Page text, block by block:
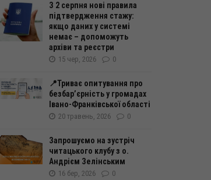
З 2 серпня нові правила
підтвердження стажу:
якщо даних у системі
немає – допоможуть
архіви та реєстри
15 чер, 2026 0
📍Триває опитування про
безбар’єрність у громадах
Івано-Франківської області
20 травень, 2026 0
Запрошуємо на зустріч
читацького клубу з о.
Андрієм Зелінським
16 бер, 2026 0